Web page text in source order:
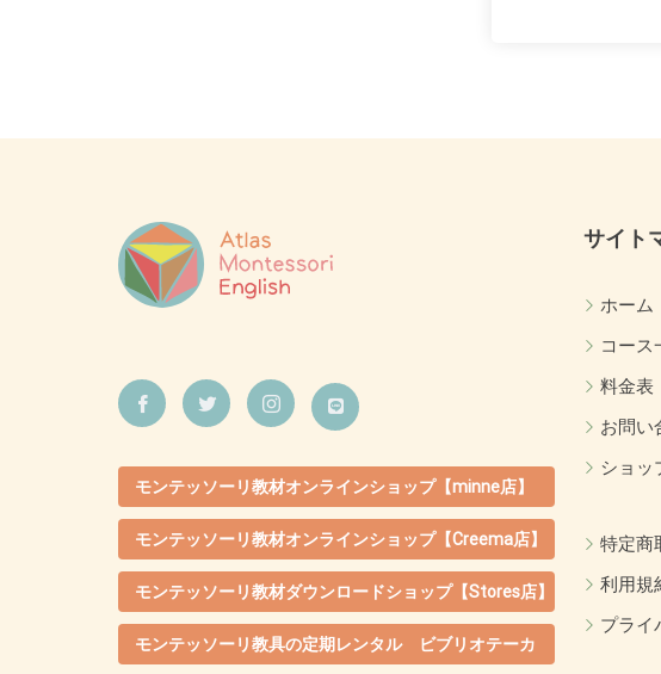
モンテッソーリ教材オンラインショップ【minne店】
モンテッソーリ教材オンラインショップ【Creema店】
モンテッソーリ教材ダウンロードショップ【Stores店】
モンテッソーリ教具の定期レンタル ビブリオテーカ
サイト
ホーム
コース
料金表
お問い
ショッ
特定商
利用規
プライ